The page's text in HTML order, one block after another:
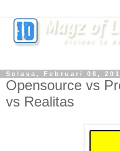
Selasa, Februari 08,
Opensource vs
vs Realitas